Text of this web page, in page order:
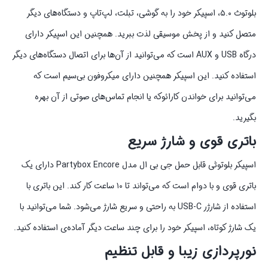
بلوتوث ۵.۰، اسپیکر خود را به گوشی، تبلت، لپ‌تاپ و دستگاه‌های دیگر
متصل کنید و از پخش موسیقی لذت ببرید. همچنین این اسپیکر دارای
درگاه USB و AUX است که می‌توانید از آن‌ها برای اتصال دستگاه‌های دیگر
استفاده کنید. این اسپیکر همچنین دارای میکروفون بی‌سیم است که
می‌توانید برای خواندن کارائوکه یا انجام تماس‌های صوتی از آن بهره
بگیرید.
باتری قوی و شارژ سریع
اسپیکر بلوتوثی قابل حمل جی بی ال مدل Partybox Encore دارای یک
باتری قوی و با دوام است که می‌تواند تا ۱۰ ساعت کار کند. این باتری با
استفاده از شارژر USB-C به راحتی و سریع شارژ می‌شود. شما می‌توانید با
یک شارژ کوتاه، اسپیکر خود را برای چند ساعت دیگر آماده‌ی استفاده کنید.
نورپردازی زیبا و قابل تنظیم